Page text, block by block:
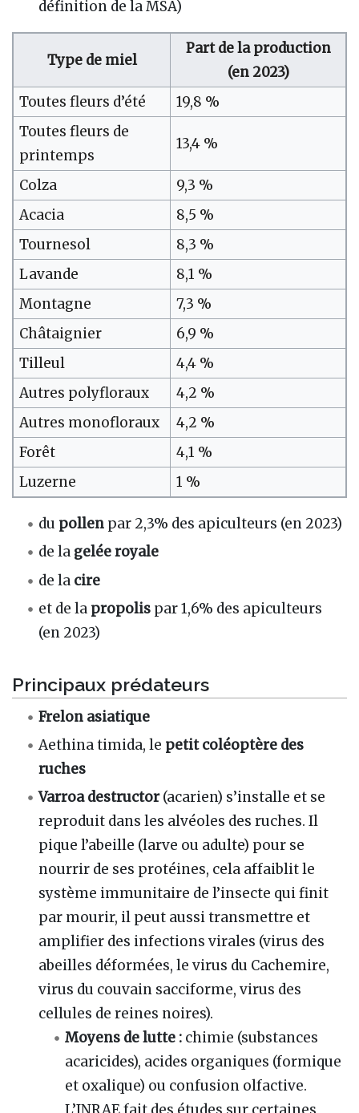
définition de la MSA)
Type de miel
Part de la production
(en 2023)
Toutes fleurs d’été
19,8 %
Toutes fleurs de
printemps
13,4 %
Colza
9,3 %
Acacia
8,5 %
Tournesol
8,3 %
Lavande
8,1 %
Montagne
7,3 %
Châtaignier
6,9 %
Tilleul
4,4 %
Autres polyfloraux
4,2 %
Autres monofloraux
4,2 %
Forêt
4,1 %
Luzerne
1 %
du pollen par 2,3% des apiculteurs (en 2023)
de la gelée royale
de la cire
et de la propolis par 1,6% des apiculteurs
(en 2023)
Principaux prédateurs
Frelon asiatique
Aethina timida, le petit coléoptère des
ruches
Varroa destructor(acarien) s’installe et se
reproduit dans les alvéoles des ruches. Il
pique l’abeille (larve ou adulte) pour se
nourrir de ses protéines, cela affaiblit le
système immunitaire de l’insecte qui finit
par mourir, il peut aussi transmettre et
amplifier des infections virales (virus des
abeilles déformées, le virus du Cachemire,
virus du couvain sacciforme, virus des
cellules de reines noires).
Moyens de lutte : chimie (substances
acaricides), acides organiques (formique
et oxalique) ou confusion olfactive.